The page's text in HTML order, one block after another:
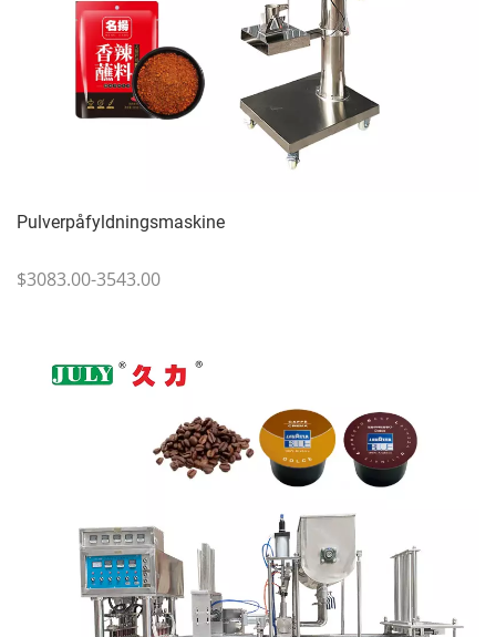
Pulverpåfyldningsmaskine
$3083.00-3543.00